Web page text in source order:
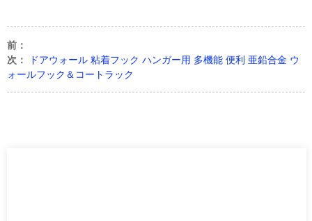
前：
次：
ドアウォール 粘着フック ハンガー用 多機能 便利 亜鉛合金 ウ
ォールフック＆コートラック